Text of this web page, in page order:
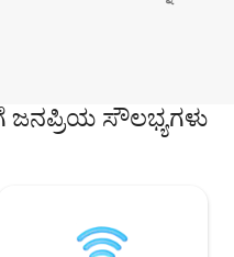
ಜನಪ್ರಿಯ ಸೌಲಭ್ಯಗಳು